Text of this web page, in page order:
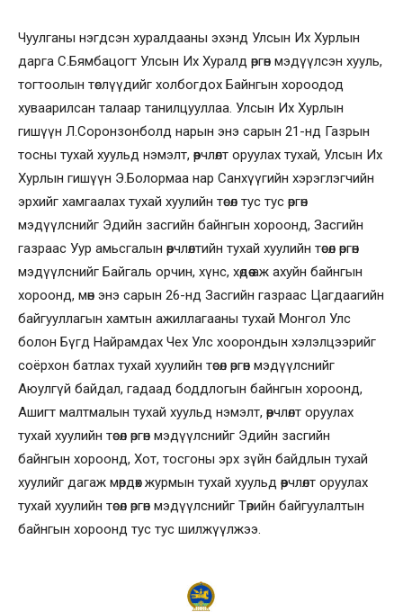
Чуулганы нэгдсэн хуралдааны эхэнд Улсын Их Хурлын
дарга С.Бямбацогт Улсын Их Хуралд өргөн мэдүүлсэн хууль,
тогтоолын төслүүдийг холбогдох Байнгын хороодод
хуваарилсан талаар танилцууллаа. Улсын Их Хурлын
гишүүн Л.Соронзонболд нарын энэ сарын 21-нд Газрын
тосны тухай хуульд нэмэлт, өөрчлөлт оруулах тухай, Улсын Их
Хурлын гишүүн Э.Болормаа нар Санхүүгийн хэрэглэгчийн
эрхийг хамгаалах тухай хуулийн төсөл тус тус өргөн
мэдүүлснийг Эдийн засгийн байнгын хороонд, Засгийн
газраас Уур амьсгалын өөрчлөлтийн тухай хуулийн төсөл өргөн
мэдүүлснийг Байгаль орчин, хүнс, хөдөө аж ахуйн байнгын
хороонд, мөн энэ сарын 26-нд Засгийн газраас Цагдаагийн
байгууллагын хамтын ажиллагааны тухай Монгол Улс
болон Бүгд Найрамдах Чех Улс хоорондын хэлэлцээрийг
соёрхон батлах тухай хуулийн төсөл өргөн мэдүүлснийг
Аюулгүй байдал, гадаад боддлогын байнгын хороонд,
Ашигт малтмалын тухай хуульд нэмэлт, өөрчлөлт оруулах
тухай хуулийн төсөл өргөн мэдүүлснийг Эдийн засгийн
байнгын хороонд, Хот, тосгоны эрх зүйн байдлын тухай
хуулийг дагаж мөрдөх журмын тухай хуульд өөрчлөлт оруулах
тухай хуулийн төсөл өргөн мэдүүлснийг Төрийн байгуулалтын
байнгын хороонд тус тус шилжүүлжээ.